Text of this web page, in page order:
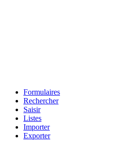
Formulaires
Rechercher
Saisir
Listes
Importer
Exporter